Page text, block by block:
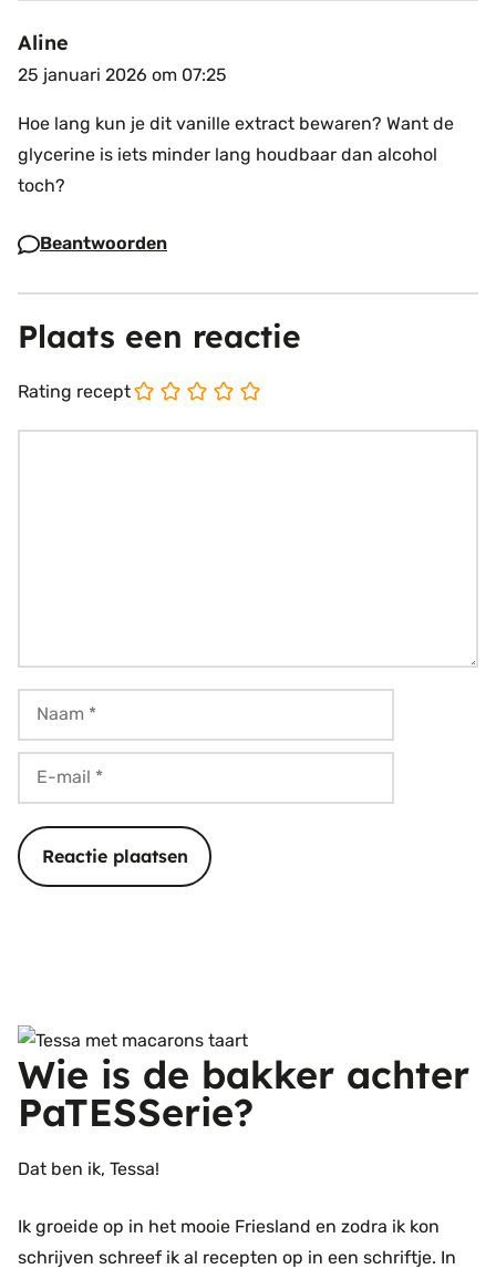
Aline
25 januari 2026 om 07:25
Hoe lang kun je dit vanille extract bewaren? Want de
glycerine is iets minder lang houdbaar dan alcohol
toch?
Beantwoorden
Plaats een reactie
Rating recept
Naam
mail
Wie is de bakker achter
PaTESSerie?
Dat ben ik, Tessa!
Ik groeide op in het mooie Friesland en zodra ik kon
schrijven schreef ik al recepten op in een schriftje. In